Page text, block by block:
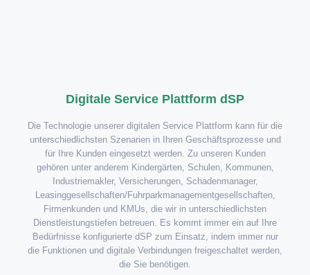
Digitale Service Plattform dSP
Die Technologie unserer digitalen Service Plattform kann für die
unterschiedlichsten Szenarien in Ihren Geschäftsprozesse und
für Ihre Kunden eingesetzt werden. Zu unseren Kunden
gehören unter anderem Kindergärten, Schulen, Kommunen,
Industriemakler, Versicherungen, Schadenmanager,
Leasinggesellschaften/Fuhrparkmanagementgesellschaften,
Firmenkunden und KMUs, die wir in unterschiedlichsten
Dienstleistungstiefen betreuen. Es kommt immer ein auf Ihre
Bedürfnisse konfigurierte dSP zum Einsatz, indem immer nur
die Funktionen und digitale Verbindungen freigeschaltet werden,
die Sie benötigen.